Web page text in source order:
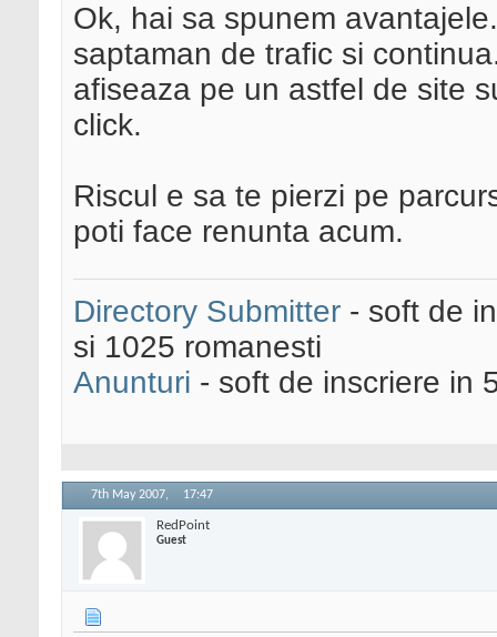
Ok, hai sa spunem
saptaman de trafic si
afiseaza pe un astfel de site
click.
Riscul e sa te pierzi pe
poti face renunta acum.
Directory Submitter - soft de
si 1025 romanesti
Anunturi - soft de inscriere in
7th May 2007, 17:47
RedPoint
Guest